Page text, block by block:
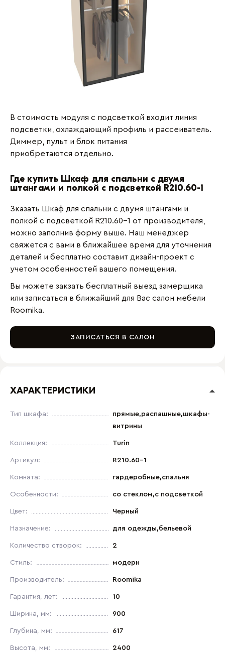
В стоимость модуля с подсветкой входит линия
подсветки, охлаждающий профиль и рассеиватель.
Диммер, пульт и блок питания
приобретаются отдельно.
Где купить Шкаф для спальни с двумя
штангами и полкой с подсветкой R210.60-1
Зказать Шкаф для спальни с двумя штангами и
полкой с подсветкой R210.60-1 от производителя,
можно заполнив форму выше. Наш менеджер
свяжется с вами в ближайшее время для уточнения
деталей и бесплатно составит дизайн-проект с
учетом особенностей вашего помещения.
Вы можете закзать бесплатный выезд замерщика
или записаться в ближайший для Вас салон мебели
Roomika.
ЗАПИСАТЬСЯ В САЛОН
ХАРАКТЕРИСТИКИ
Тип шкафа:
прямые,распашные,шкафы-
витрины
Коллекция: Turin
Артикул: R210.60-1
Комната: гардеробные,спальня
Особенности: со стеклом,с подсветкой
Цвет: Черный
Назначение: для одежды,бельевой
Количество створок: 2
Стиль: модерн
Производитель: Roomika
Гарантия, лет: 10
Ширина, мм: 900
Глубина, мм: 617
Высота, мм: 2400